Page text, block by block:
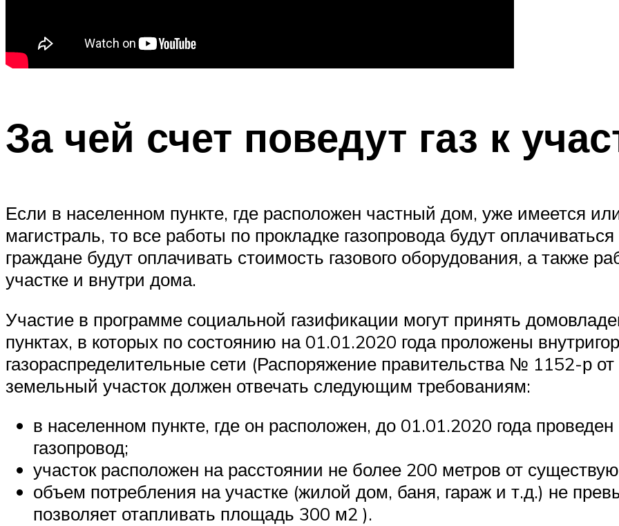
За чей счет поведут газ к
Если в населенном пункте, где расположен частный дом, уже имеется
магистраль, то все работы по прокладке газопровода будут
граждане будут оплачивать стоимость газового оборудования, а также
участке и внутри дома.
Участие в программе социальной газификации могут принять
пунктах, в которых по состоянию на 01.01.2020 года проложены
газораспределительные сети (Распоряжение правительства № 1152-р
земельный участок должен отвечать следующим требованиям:
в населенном пункте, где он расположен, до 01.01.2020 года
газопровод;
участок расположен на расстоянии не более 200 метров от
объем потребления на участке (жилой дом, баня, гараж и т.д.) не
позволяет отапливать площадь 300 м2 ).